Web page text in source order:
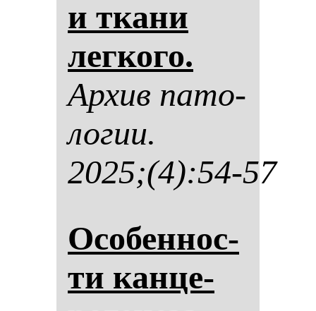
и тка­ни
лег­ко­го.
Ар­хив па­то­
ло­гии.
2025;(4):54-57
Осо­бен­нос­
ти кан­це­